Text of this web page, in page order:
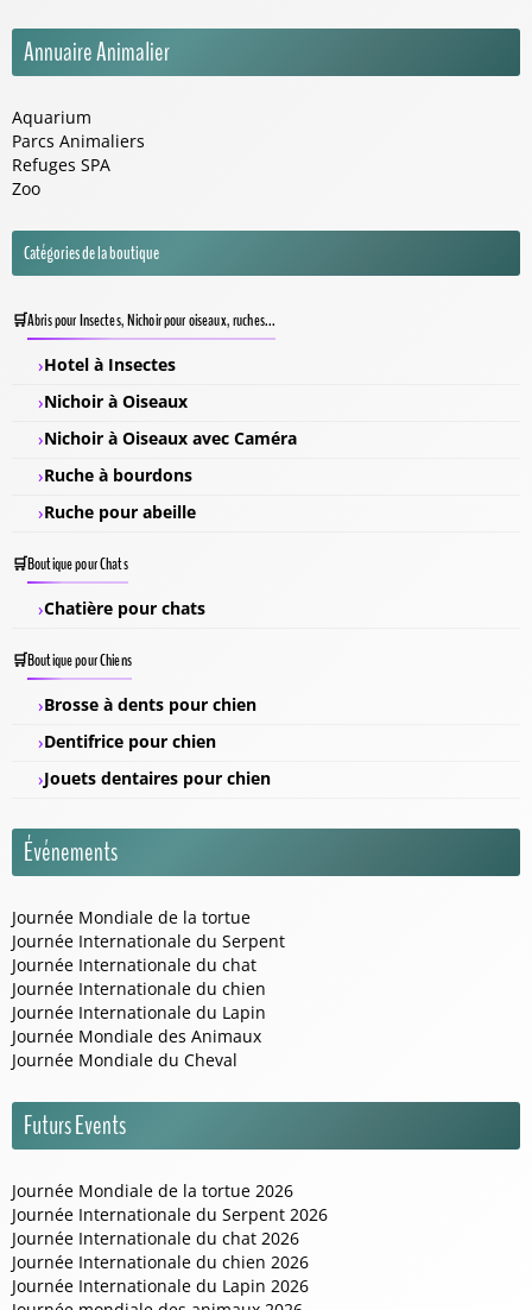
Annuaire Animalier
Aquarium
Parcs Animaliers
Refuges SPA
Zoo
Catégories de la boutique
Abris pour Insectes, Nichoir pour oiseaux, ruches...
Hotel à Insectes
Nichoir à Oiseaux
Nichoir à Oiseaux avec Caméra
Ruche à bourdons
Ruche pour abeille
Boutique pour Chats
Chatière pour chats
Boutique pour Chiens
Brosse à dents pour chien
Dentifrice pour chien
Jouets dentaires pour chien
Événements
Journée Mondiale de la tortue
Journée Internationale du Serpent
Journée Internationale du chat
Journée Internationale du chien
Journée Internationale du Lapin
Journée Mondiale des Animaux
Journée Mondiale du Cheval
Futurs Events
Journée Mondiale de la tortue 2026
Journée Internationale du Serpent 2026
Journée Internationale du chat 2026
Journée Internationale du chien 2026
Journée Internationale du Lapin 2026